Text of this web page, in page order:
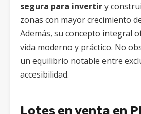
segura para invertiry
zonas con mayor crecimiento
Además, su concepto integral
vida moderno y práctico. No
un equilibrio notable entre
accesibilidad.
Lotes en venta en